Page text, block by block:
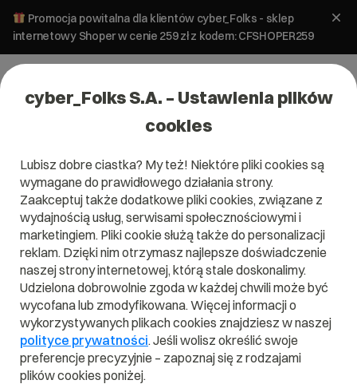
Promocja powitalna dla klientów cyber_Folks - sklep
internetowy Shoper w cenie 259 zł z kodem: CFSHOPER259
Pomoc»Serwery»FTP»Jak zmienić hasło do konta FTP?
Jak zmienić hasło do konta FTP?
Serwery FTP
Artykuł dla panelu:
direct_Admin
cyber_Folks S.A. – Ustawienia plików
cookies
Lubisz dobre ciastka? My też! Niektóre pliki cookies są
wymagane do prawidłowego działania strony.
Zaakceptuj także dodatkowe pliki cookies, związane z
wydajnością usług, serwisami społecznościowymi i
marketingiem. Pliki cookie służą także do personalizacji
reklam. Dzięki nim otrzymasz najlepsze doświadczenie
naszej strony internetowej, którą stale doskonalimy.
Udzielona dobrowolnie zgoda w każdej chwili może być
wycofana lub zmodyfikowana. Więcej informacji o
wykorzystywanych plikach cookies znajdziesz w naszej
polityce prywatności. Jeśli wolisz określić swoje
preferencje precyzyjnie – zapoznaj się z rodzajami
plików cookies poniżej.